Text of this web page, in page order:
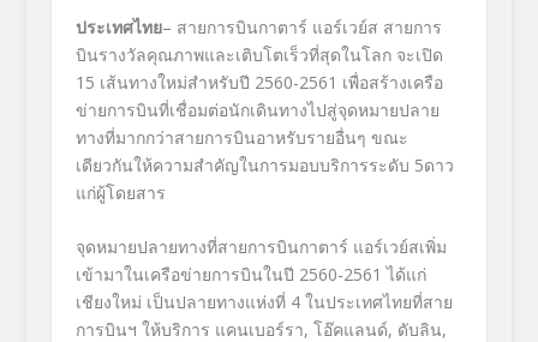
ประเทศไทย– สายการบินกาตาร์ แอร์เวย์ส สายการ
บินรางวัลคุณภาพและเติบโตเร็วที่สุดในโลก จะเปิด
15 เส้นทางใหม่สำหรับปี 2560-2561 เพื่อสร้างเครือ
ข่ายการบินที่เชื่อมต่อนักเดินทางไปสู่จุดหมายปลาย
ทางที่มากกว่าสายการบินอาหรับรายอื่นๆ ขณะ
เดียวกันให้ความสำคัญในการมอบบริการระดับ 5ดาว
แก่ผู้โดยสาร
จุดหมายปลายทางที่สายการบินกาตาร์ แอร์เวย์สเพิ่ม
เข้ามาในเครือข่ายการบินในปี 2560-2561 ได้แก่
เชียงใหม่ เป็นปลายทางแห่งที่ 4 ในประเทศไทยที่สาย
การบินฯ ให้บริการ แคนเบอร์รา, โอ๊คแลนด์, ดับลิน,